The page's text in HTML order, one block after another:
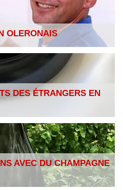
OLERONAIS
DES ÉTRANGERS EN
AVEC DU CHAMPAGNE